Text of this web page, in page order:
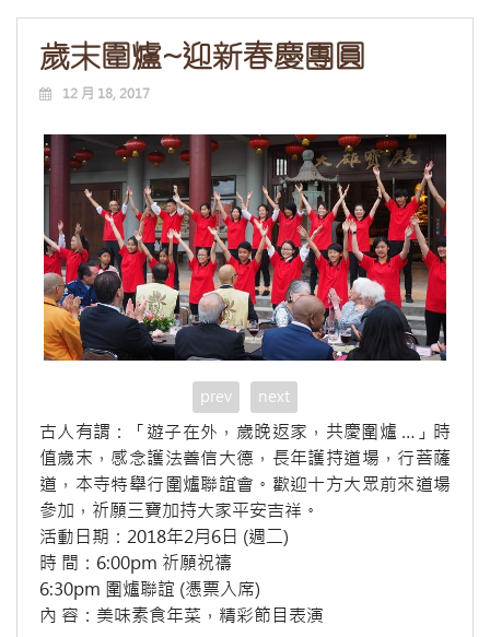
歲末圍爐~迎新春慶團圓
12 月 18, 2017
prev next
古人有謂：「遊子在外，歲晚返家，共慶圍爐 …」時
值歲末，感念護法善信大德，長年護持道場，行菩薩
道，本寺特舉行圍爐聯誼會。歡迎十方大眾前來道場
參加，祈願三寶加持大家平安吉祥。
活動日期：2018年2月6日 (週二)
時 間：6:00pm 祈願祝禱
6:30pm 圍爐聯誼 (憑票入席)
內 容：美味素食年菜，精彩節目表演